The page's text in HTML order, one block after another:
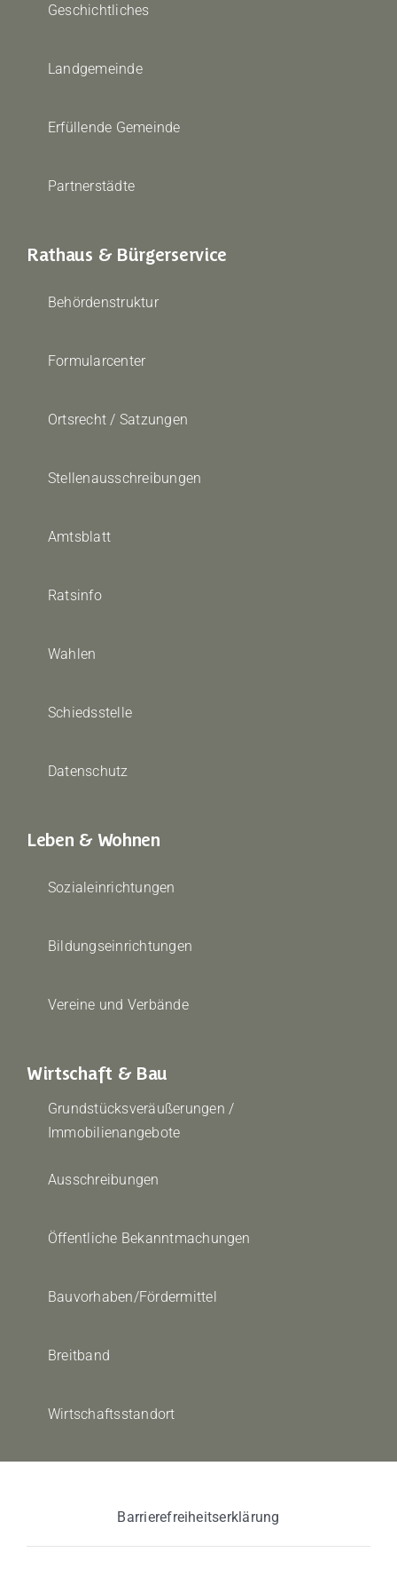
Geschichtliches
Landgemeinde
Erfüllende Gemeinde
Partnerstädte
Rathaus & Bürgerservice
Behördenstruktur
Formularcenter
Ortsrecht / Satzungen
Stellenausschreibungen
Amtsblatt
Ratsinfo
Wahlen
Schiedsstelle
Datenschutz
Leben & Wohnen
Sozialeinrichtungen
Bildungseinrichtungen
Vereine und Verbände
Wirtschaft & Bau
Grundstücksveräußerungen /
Immobilienangebote
Ausschreibungen
Öffentliche Bekanntmachungen
Bauvorhaben/Fördermittel
Breitband
Wirtschaftsstandort
Barrierefreiheitserklärung